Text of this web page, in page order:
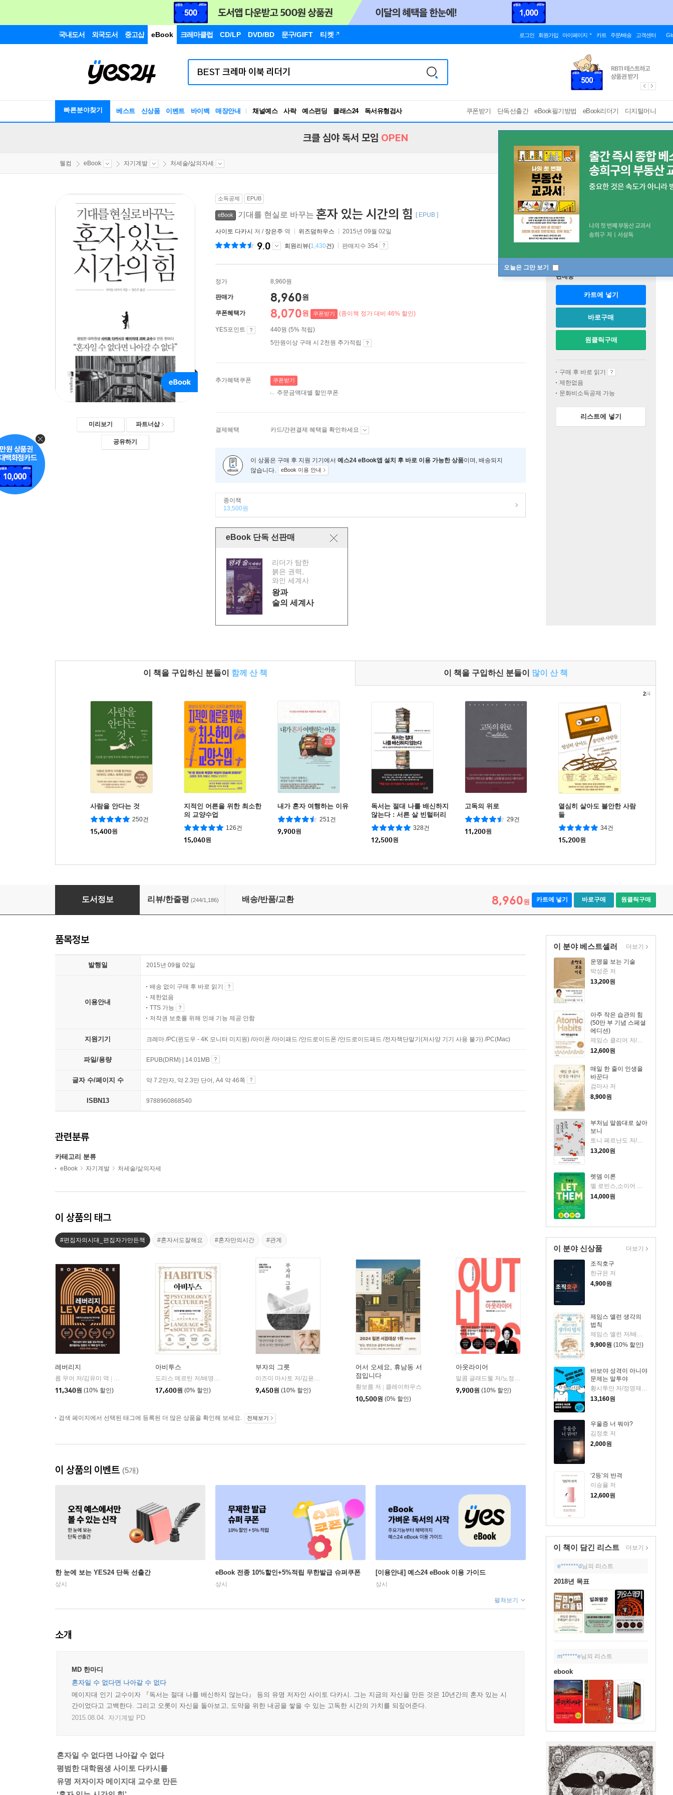
국내도서 외국도서 중고샵 eBook 크레마클럽 CD/LP DVD/BD 문구/GIFT 티켓 로그인 회원가입 마이페이지 카트 주문/배송 고객센터
빠른분야찾기 베스트 신상품 이벤트 바이백 매장안내 채널예스 사락 예스펀딩 클래스24
독서유형검사
RBTI Lab
쿠폰받기 단독선출간 eBook필기방법 eBook리더기 디지털머니
오늘은 그만 보기
크클 심야 독서 모임 OPEN
웰컴 eBook 자기계발 처세술/삶의자세
미리보기 파트너샵
공유하기
소득공제 EPUB
eBook 기대를 현실로 바꾸는 혼자 있는 시간의 힘 [ EPUB ]
사이토 다카시 저 / 장은주 역 위즈덤하우스 2015년 09월 02일
9.0 회원리뷰(1,430건) 판매지수 354
정가 8,960원
판매가 8,960원
쿠폰혜택가 8,070원 쿠폰받기 (종이책 정가 대비 46% 할인)
YES포인트
440원 (5% 적립)
5만원이상 구매 시 2천원 추가적립
추가혜택쿠폰 쿠폰받기
주문금액대별 할인쿠폰
결제혜택 카드/간편결제 혜택을 확인하세요
이 상품은 구매 후 지원 기기에서 예스24 eBook앱 설치 후 바로 이용 가능한 상품이며, 배송되지
않습니다.
eBook 이용 안내
종이책
13,500원
eBook 단독 선판매
리더가 탐한
붉은 권력,
와인 세계사
왕과
술의 세계사
판매중
카트에 넣기
바로구매
원클릭구매
구매 후 바로 읽기
제한없음
문화비소득공제 가능
리스트에 넣기
이 책을 구입하신 분들이 함께 산 책 이 책을 구입하신 분들이 많이 산 책
사람을 안다는 것
250건
15,400원
지적인 어른을 위한 최소한
의 교양수업
126건
15,040원
내가 혼자 여행하는 이유
251건
9,900원
독서는 절대 나를 배신하지
않는다 : 서른 살 빈털터리
대학원생을 메이지대 교수
로 만든 공부법 25
328건
12,500원
고독의 위로
29건
11,200원
열심히 살아도 불안한 사람
들
34건
15,200원
2/4
혼자 있는 시간의 힘
도서정보 리뷰/한줄평 (244/1,186) 배송/반품/교환 8,960원 카트에 넣기 바로구매 원클릭구매
이 분야 베스트셀러
운명을 보는 기술
박성준 저
13,200원
아주 작은 습관의 힘
(50만 부 기념 스페셜
에디션)
제임스 클리어 저/이한이 역
12,600원
매일 한 줄이 인생을
바꾼다
검마사 저
8,900원
부처님 말씀대로 살아
보니
토니 페르난도 저/강정선 역
13,200원
렛뎀 이론
멜 로빈스,소이어 로빈스 저/윤효원 역
14,000원
더보기
이 분야 신상품
조직호구
한규은 저
4,900원
제임스 앨런 생각의
법칙
제임스 앨런 저/배지은 역
9,900원 (10% 할인)
바보야 성격이 아니야
문제는 말투야
황시투안 저/정영재 역
13,160원
우울증 너 뭐야?
김정호 저
2,000원
‘2등’의 반격
이승율 저
12,600원
더보기
이 책이 담긴 리스트 더보기
e*******d 님의 리스트
2018년 목표
m******e님의 리스트
ebook
품목정보
발행일 2015년 09월 02일
이용안내
배송 없이 구매 후 바로 읽기
제한없음
TTS 가능
저작권 보호를 위해 인쇄 기능 제공 안함
지원기기 크레마 /PC(윈도우 - 4K 모니터 미지원) /아이폰 /아이패드 /안드로이드폰 /안드로이드패드 /전자책단말기(저사양 기기 사용 불가) /PC(Mac)
파일/용량 EPUB(DRM) | 14.01MB
글자 수/페이지 수 약 7.2만자, 약 2.3만 단어, A4 약 46쪽
ISBN13 9788960868540
관련분류
카테고리 분류
eBook 자기계발 처세술/삶의자세
이 상품의 태그
#편집자의시대_편집자가만든책 #혼자서도잘해요 #혼자만의시간 #관계
레버리지
롭 무어 저/김유미 역
다산북스
11,340원 (10% 할인)
아비투스
도리스 메르틴 저/배명자 역
17,600원 (0% 할인)
부자의 그릇
이즈미 마사토 저/김윤수 역
9,450원 (10% 할인)
어서 오세요, 휴남동 서
점입니다
황보름 저
클레이하우스
10,500원 (0% 할인)
아웃라이어
말콤 글래드웰 저/노정태 역/최인철 감수
김영사
9,900원 (10% 할인)
검색 페이지에서 선택된 태그에 등록된 더 많은 상품을 확인해 보세요. 전체보기
이 상품의 이벤트 (5개)
한 눈에 보는 YES24 단독 선출간
상시
eBook 전종 10%할인+5%적립 무한발급 슈퍼쿠폰
상시
[이용안내] 예스24 eBook 이용 가이드
상시
펼쳐보기
소개
MD 한마디
혼자일 수 없다면 나아갈 수 없다
메이지대 인기 교수이자 『독서는 절대 나를 배신하지 않는다』 등의 유명 저자인 사이토 다카시. 그는 지금의 자신을 만든 것은 10년간의 혼자 있는 시
간이었다고 고백한다. 그리고 오롯이 자신을 돌아보고, 도약을 위한 내공을 쌓을 수 있는 고독한 시간의 가치를 되짚어준다.
2015.08.04. 자기계발 PD
혼자일 수 없다면 나아갈 수 없다
평범한 대학원생 사이토 다카시를
유명 저자이자 메이지대 교수로 만든